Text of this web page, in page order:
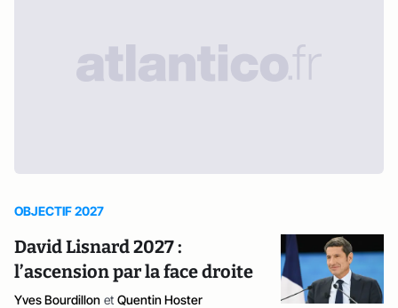
OBJECTIF 2027
David Lisnard 2027 :
l’ascension par la face droite
Yves Bourdillon et Quentin Hoster